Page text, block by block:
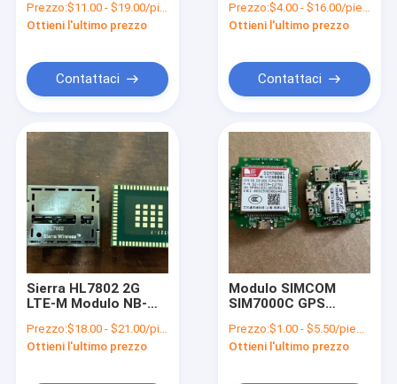
magazzino
Prezzo:$11.00 - $19.00/pieces
Ottieni l'ultimo prezzo
Contattaci
doppia banda
Prezzo:$4.00 - $16.00/pieces
Ottieni l'ultimo prezzo
Contattaci
Sierra HL7802 2G
LTE-M Modulo NB-
LPWA Modulo
Prezzo:$18.00 - $21.00/pieces
Ottieni l'ultimo prezzo
Modulo SIMCOM
SIM7000C GPS
Modulo NB-IoT
Prezzo:$1.00 - $5.50/pieces
Ottieni l'ultimo prezzo